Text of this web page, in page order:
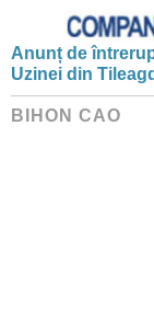
Anunț de
Uzinei din Tileagd
BIHON CAO